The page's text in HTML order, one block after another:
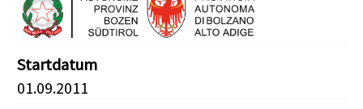
Startdatum
01.09.2011